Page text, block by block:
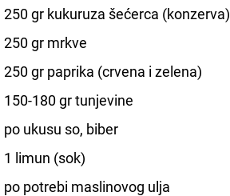
250 gr kukuruza šećerca (konzerva)
250 gr mrkve
250 gr paprika (crvena i zelena)
150-180 gr tunjevine
po ukusu so, biber
1 limun (sok)
po potrebi maslinovog ulja